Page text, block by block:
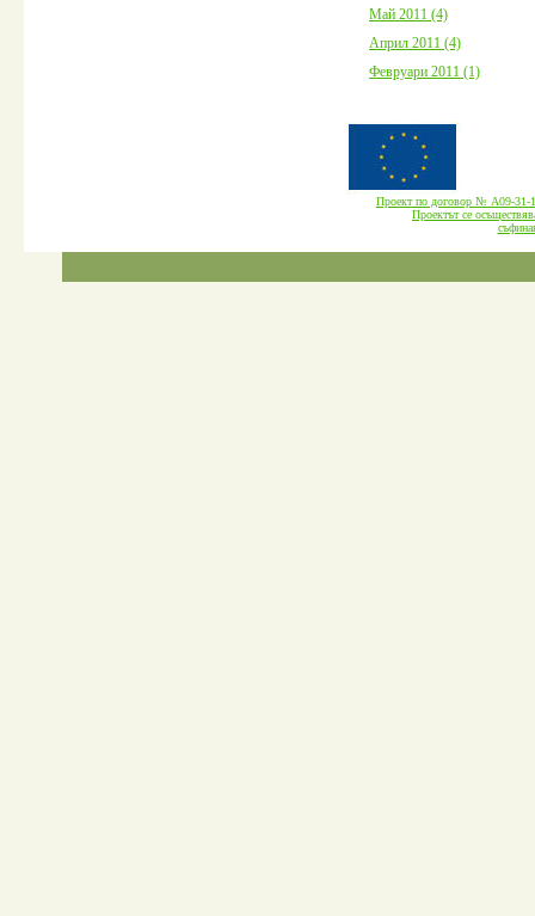
Май 2011 (4)
Април 2011 (4)
Февруари 2011 (1)
Проект по договор № А09-
Проектът се